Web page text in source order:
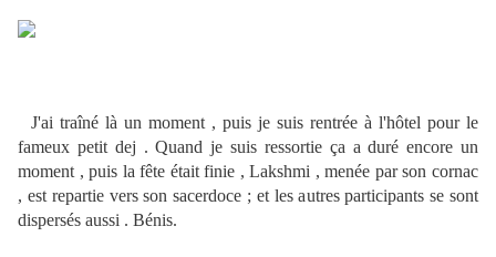
J'ai traîné là un moment , puis je suis rentrée à l'hôtel pour le
fameux petit dej . Quand je suis ressortie ça a duré encore un
moment , puis la fête était finie , Lakshmi , menée par son cornac
, est repartie vers son sacerdoce ; et les autres participants se sont
dispersés aussi . Bénis.